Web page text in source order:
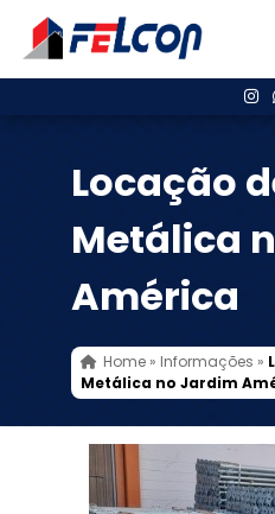
Locação
Metálica
América
Home» Informações »
Metálica no Jardim